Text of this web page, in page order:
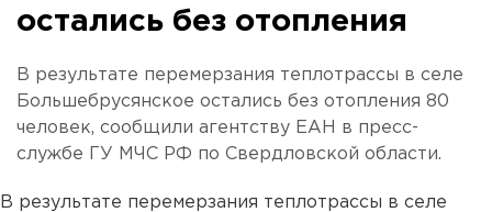
остались без отопления
В результате перемерзания теплотрассы в селе
Большебрусянское остались без отопления 80
человек, сообщили агентству ЕАН в пресс-
службе ГУ МЧС РФ по Свердловской области.
В результате перемерзания теплотрассы в селе